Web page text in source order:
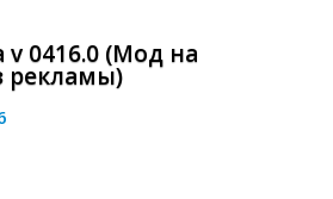
0416.0 (Мод на
рекламы)